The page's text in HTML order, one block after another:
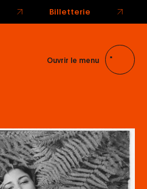
Ouvrir le menu